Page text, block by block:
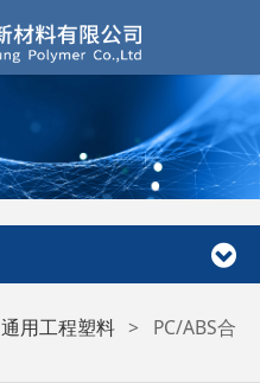
通用工程塑料 >
PC/ABS合